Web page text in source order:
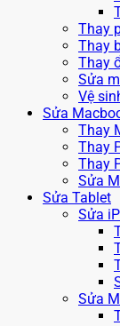
Thay
Thay
Thay
Sửa
Vệ
Sửa
Thay
Thay
Thay
Sửa
Sửa Tablet
Sửa
Sửa